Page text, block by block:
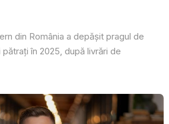
din România a depășit pragul de
în 2025, după livrări de